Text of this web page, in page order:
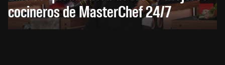
cocineros de MasterChef 24/7